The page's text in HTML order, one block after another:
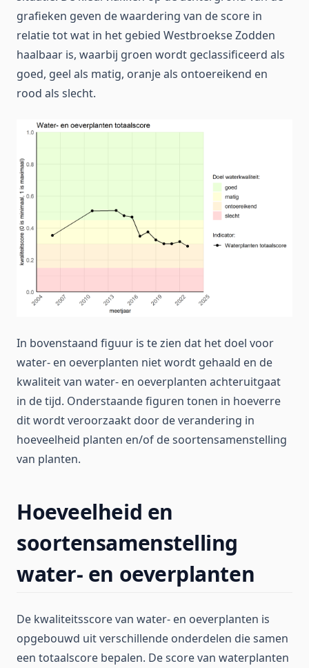
grafieken geven de waardering van de score in
relatie tot wat in het gebied Westbroekse Zodden
haalbaar is, waarbij groen wordt geclassificeerd als
goed, geel als matig, oranje als ontoereikend en
rood als slecht.
In bovenstaand figuur is te zien dat het doel voor
water- en oeverplanten niet wordt gehaald en de
kwaliteit van water- en oeverplanten achteruitgaat
in de tijd. Onderstaande figuren tonen in hoeverre
dit wordt veroorzaakt door de verandering in
hoeveelheid planten en/of de soortensamenstelling
van planten.
Hoeveelheid en
soortensamenstelling
water- en oeverplanten
De kwaliteitsscore van water- en oeverplanten is
opgebouwd uit verschillende onderdelen die samen
een totaalscore bepalen. De score van waterplanten